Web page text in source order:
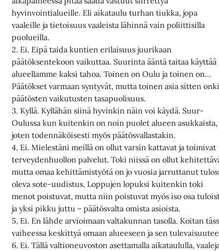
hyvinvointialueille. Eli aikataulu turhan tiukka, jopa
vaaleille ja tietoisuus vaaleista lähinnä vain poliittisilla
puolueilla.
2. Ei. Eipä taida kuntien erilaisuus juurikaan
päätöksentekoon vaikuttaa. Suurinta ääntä taitaa käyttää
alueellamme kaksi tahoa. Toinen on Oulu ja toinen on…
Päätökset varmaan syntyvät, mutta toinen asia sitten
päätösten vaikutusten tasapuolisuus.
3. Kyllä. Kyllähän siinä hyvinkin näin voi käydä. Suur-
Oulussa kun kuitenkin on noin puolet alueen asukkaista,
joten todennäköisesti myös päätösvallastakin.
4. Ei. Mielestäni meillä on ollut varsin kattavat ja toimivat
terveydenhuollon palvelut. Toki niissä on ollut
mutta omaa kehittämistyötä on jo vuosia jarruttanut
oleva sote-uudistus. Loppujen lopuksi kuitenkin toki
menot poistuvat, mutta niin poistuvat myös iso osa
ja yksi pikku juttu – päätösvalta omista asioista.
5. Ei. En lähde arvioimaan valtakunnan tasolla. Koitan
vaiheessa keskittyä omaan alueeseen ja sen
6. Ei. Tällä valtioneuvoston asettamalla aikataululla,